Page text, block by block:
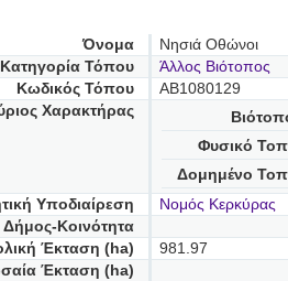
Όνομα
Νησιά Οθώνοι
Κατηγορία Τόπου
Άλλος Βιότοπος
Κωδικός Τόπου
AB1080129
Χαρακτήρας
Φυσικό
Δομημένο
Υποδιαίρεση
Νομός Κερκύρας
Δήμος-Κοινότητα
Έκταση (ha)
981.97
Έκταση (ha)